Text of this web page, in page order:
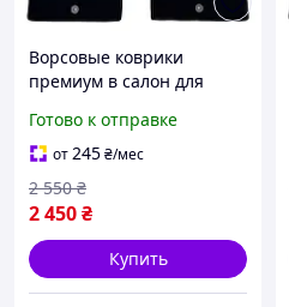
Ворсовые коврики
премиум в салон для
ухом между сидений /
Рено Трафик коврики
Готово к отправке
от245₴/мес
2 450₴
2 550 ₴
Купить